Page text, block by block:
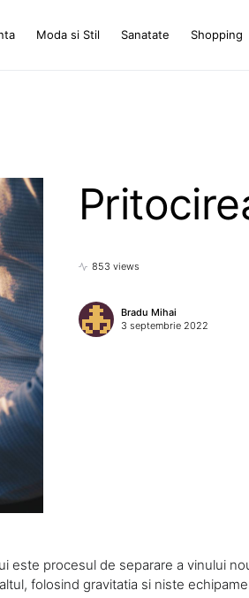
Moda si Stil Sanatate Shopping
853 views
Bradu Mihai
3 septembrie 2022
este procesul de separare a vinului
folosind gravitatia si niste